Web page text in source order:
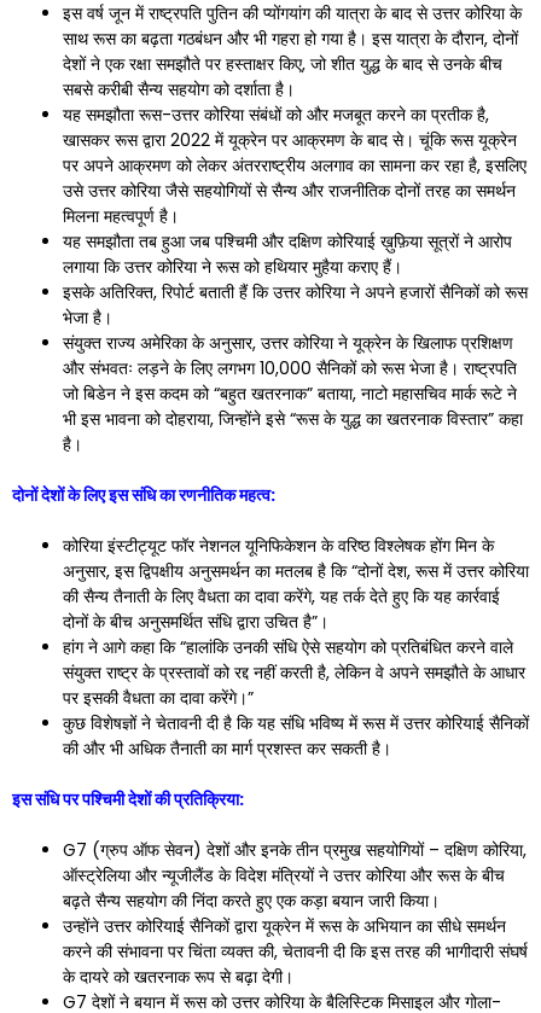
इस वर्ष जून में राष्ट्रपति पुतिन की प्योंगयांग की यात्रा के बाद से उत्तर कोरिया के
साथ रूस का बढ़ता गठबंधन और भी गहरा हो गया है। इस यात्रा के दौरान, दोनों
देशों ने एक रक्षा समझौते पर हस्ताक्षर किए, जो शीत युद्ध के बाद से उनके बीच
सबसे करीबी सैन्य सहयोग को दर्शाता है।
यह समझौता रूस-उत्तर कोरिया संबंधों को और मजबूत करने का प्रतीक है,
खासकर रूस द्वारा 2022 में यूक्रेन पर आक्रमण के बाद से। चूंकि रूस यूक्रेन
पर अपने आक्रमण को लेकर अंतरराष्ट्रीय अलगाव का सामना कर रहा है, इसलिए
उसे उत्तर कोरिया जैसे सहयोगियों से सैन्य और राजनीतिक दोनों तरह का समर्थन
मिलना महत्वपूर्ण है।
यह समझौता तब हुआ जब पश्चिमी और दक्षिण कोरियाई ख़ुफ़िया सूत्रों ने आरोप
लगाया कि उत्तर कोरिया ने रूस को हथियार मुहैया कराए हैं।
इसके अतिरिक्त, रिपोर्ट बताती हैं कि उत्तर कोरिया ने अपने हजारों सैनिकों को रूस
भेजा है।
संयुक्त राज्य अमेरिका के अनुसार, उत्तर कोरिया ने यूक्रेन के खिलाफ प्रशिक्षण
और संभवतः लड़ने के लिए लगभग 10,000 सैनिकों को रूस भेजा है। राष्ट्रपति
जो बिडेन ने इस कदम को “बहुत खतरनाक” बताया, नाटो महासचिव मार्क रूटे ने
भी इस भावना को दोहराया, जिन्होंने इसे “रूस के युद्ध का खतरनाक विस्तार” कहा
है।
दोनों देशों के लिए इस संधि का रणनीतिक महत्व:
कोरिया इंस्टीट्यूट फॉर नेशनल यूनिफिकेशन के वरिष्ठ विश्लेषक होंग मिन के
अनुसार, इस द्विपक्षीय अनुसमर्थन का मतलब है कि “दोनों देश, रूस में उत्तर कोरिया
की सैन्य तैनाती के लिए वैधता का दावा करेंगे, यह तर्क देते हुए कि यह कार्रवाई
दोनों के बीच अनुसमर्थित संधि द्वारा उचित है”।
हांग ने आगे कहा कि “हालांकि उनकी संधि ऐसे सहयोग को प्रतिबंधित करने वाले
संयुक्त राष्ट्र के प्रस्तावों को रद्द नहीं करती है, लेकिन वे अपने समझौते के आधार
पर इसकी वैधता का दावा करेंगे।”
कुछ विशेषज्ञों ने चेतावनी दी है कि यह संधि भविष्य में रूस में उत्तर कोरियाई सैनिकों
की और भी अधिक तैनाती का मार्ग प्रशस्त कर सकती है।
इस संधि पर पश्चिमी देशों की प्रतिक्रिया:
G7 (ग्रुप ऑफ सेवन) देशों और इनके तीन प्रमुख सहयोगियों – दक्षिण कोरिया,
ऑस्ट्रेलिया और न्यूजीलैंड के विदेश मंत्रियों ने उत्तर कोरिया और रूस के बीच
बढ़ते सैन्य सहयोग की निंदा करते हुए एक कड़ा बयान जारी किया।
उन्होंने उत्तर कोरियाई सैनिकों द्वारा यूक्रेन में रूस के अभियान का सीधे समर्थन
करने की संभावना पर चिंता व्यक्त की, चेतावनी दी कि इस तरह की भागीदारी संघर्ष
के दायरे को खतरनाक रूप से बढ़ा देगी।
G7 देशों ने बयान में रूस को उत्तर कोरिया के बैलिस्टिक मिसाइल और गोला-